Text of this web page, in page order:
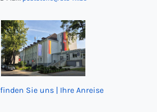
Sie uns | Ihre Anreise